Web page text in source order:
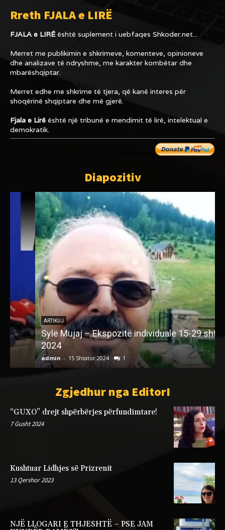
Rreth FJALA e LIRË
FJALA e LIRËështë suplement i uebfaqes Shkoder.net...
Merret me publikimin e shkrimeve, komenteve, opinioneve
dhe analizave të ndryshme, me karakter kombëtar dhe
mbarëshqiptar.
Merret edhe me shkrime të tjera, që kanë interes për
shoqërinë shqiptare dhe më gjerë.
Fjala e Lirë është një tribunë e mendimit të lirë, intelektual e
demokratik.
Diapozitiv
ARTIKUJ
Sylë Mujaj – Ekspozitë individuale 15-29 shtator
2024
admin 15 Shtator 2024 1
Zgjedhur nga EditorI
“GUXO” drejt shpërbërjes përfundimtare!
7 Gusht 2024
Kushtuar Lidhjes së Prizrenit
13 Qershor 2023
NJË LLOGARI E THJESHTË – PSE JAM